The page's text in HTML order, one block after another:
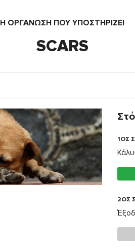
Η ΟΡΓΆΝΩΣΗ ΠΟΥ ΥΠΟΣΤΗΡΙΖΕΙ
SCARS
1ΟΣ
2ΟΣ